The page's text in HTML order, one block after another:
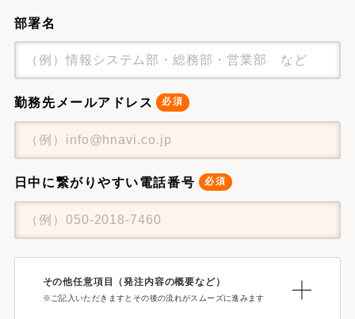
部署名
勤務先メールアドレス
日中に繋がりやすい電話番号
その他任意項目（発注内容の概要など）
※ご記入いただきますとその後の流れがスムーズに進みます